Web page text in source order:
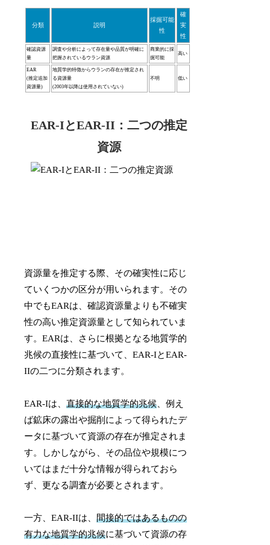
分類 説明
採掘可能
性
確
実
性
確認資源
量
調査や分析によって存在量や品質が明確に
把握されているウラン資源
商業的に採
掘可能
高い
EAR
(推定追加
資源量)
地質学的特徴からウランの存在が推定され
る資源量
(2003年以降は使用されていない)
不明 低い
EAR-IとEAR-II：二つの推定
資源
資源量を推定する際、その確実性に応じ
ていくつかの区分が用いられます。その
中でもEARは、確認資源量よりも不確実
性の高い推定資源量として知られていま
す。EARは、さらに根拠となる地質学的
兆候の直接性に基づいて、EAR-IとEAR-
IIの二つに分類されます。
EAR-Iは、直接的な地質学的兆候 、例え
ば鉱床の露出や掘削によって得られたデ
ータに基づいて資源の存在が推定されま
す。しかしながら、その品位や規模につ
いてはまだ十分な情報が得られておら
ず、更なる調査が必要とされます。
一方、EAR-IIは、間接的ではあるものの
有力な地質学的兆候に基づいて資源の存